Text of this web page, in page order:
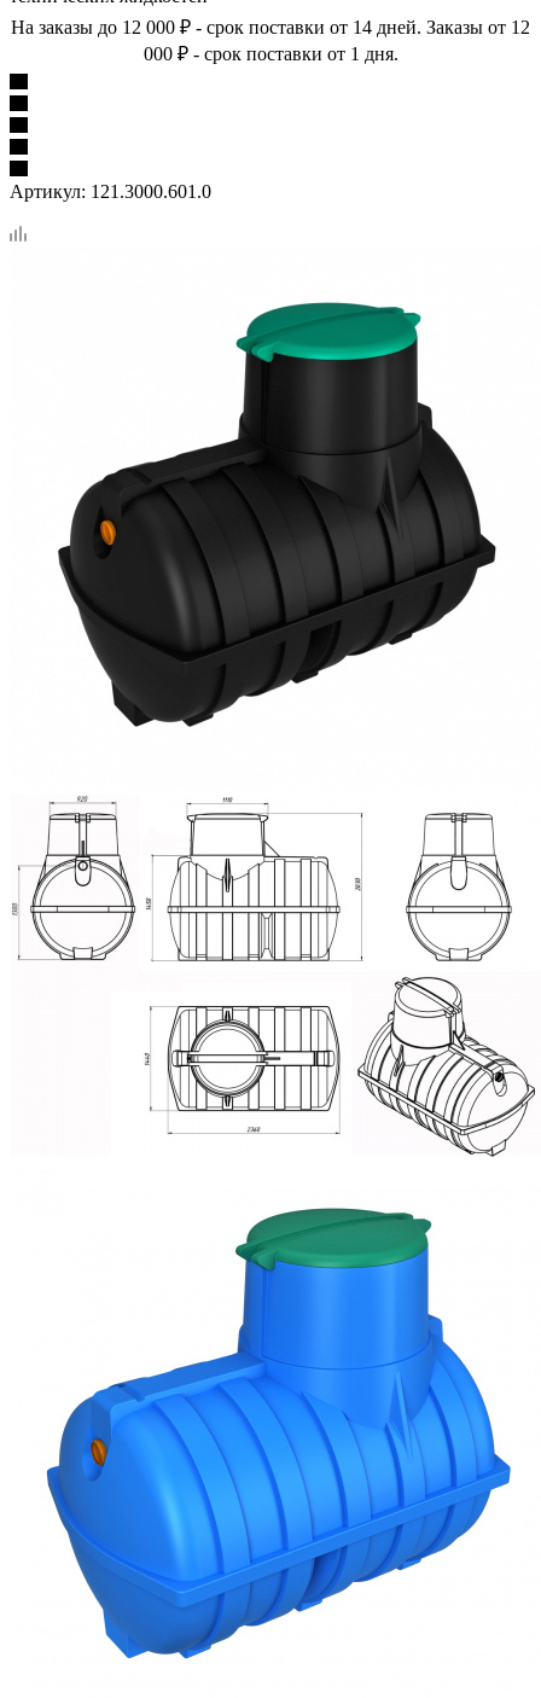
На заказы до 12 000 ₽ - срок поставки от 14 дней. Заказы от 12
000 ₽ - срок поставки от 1 дня.
Артикул: 121.3000.601.0